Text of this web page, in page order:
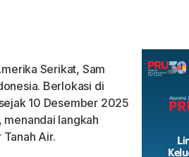
Serikat, Sam
Berlokasi di
10 Desember 2025
langkah
Air.